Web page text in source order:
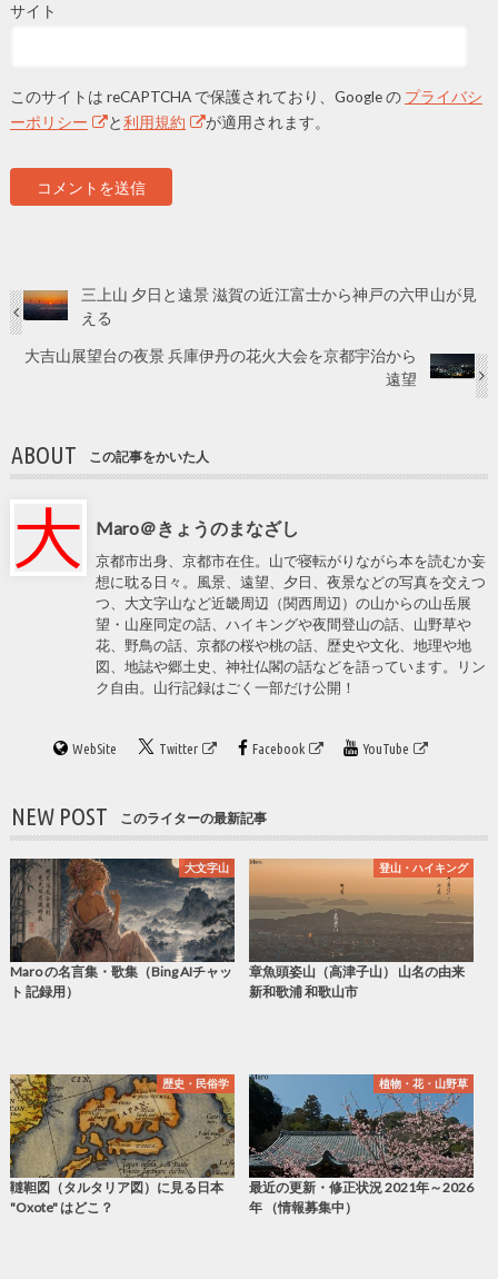
サイト
このサイトは reCAPTCHA で保護されており、Google の プライバシ
ーポリシー
と利用規約 が適用されます。
三上山 夕日と遠景 滋賀の近江富士から神戸の六甲山が見
える
大吉山展望台の夜景 兵庫伊丹の花火大会を京都宇治から
遠望
ABOUT この記事をかいた人
Maro＠きょうのまなざし
京都市出身、京都市在住。山で寝転がりながら本を読むか妄
想に耽る日々。風景、遠望、夕日、夜景などの写真を交えつ
つ、大文字山など近畿周辺（関西周辺）の山からの山岳展
望・山座同定の話、ハイキングや夜間登山の話、山野草や
花、野鳥の話、京都の桜や桃の話、歴史や文化、地理や地
図、地誌や郷土史、神社仏閣の話などを語っています。リン
ク自由。山行記録はごく一部だけ公開！
WebSite Twitter Facebook YouTube
NEW POST このライターの最新記事
大文字山
Maro の名言集・歌集（Bing AIチャッ
ト 記録用）
登山・ハイキング
章魚頭姿山（高津子山） 山名の由来
新和歌浦 和歌山市
歴史・民俗学
韃靼図（タルタリア図）に見る日本
"Oxote" はどこ？
植物・花・山野草
最近の更新・修正状況 2021年～2026
年 （情報募集中）